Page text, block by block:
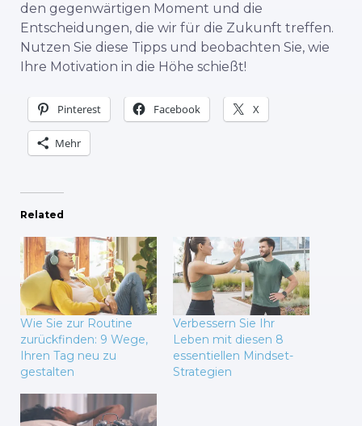
den gegenwärtigen Moment und die
Entscheidungen, die wir für die Zukunft treffen.
Nutzen Sie diese Tipps und beobachten Sie, wie
Ihre Motivation in die Höhe schießt!
Pinterest Facebook X
Mehr
Related
Wie Sie zur Routine
zurückfinden: 9 Wege,
Ihren Tag neu zu
gestalten
Verbessern Sie Ihr
Leben mit diesen 8
essentiellen Mindset-
Strategien